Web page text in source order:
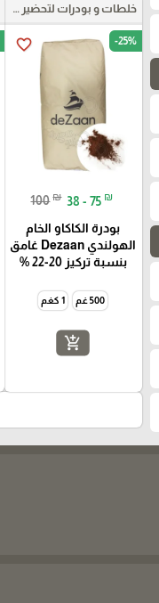
خلطات و بودرات لتحضير العجائن
favorite_border -25%
100 ₪ 38 - 75 ₪
بودرة الكاكاو الخام
الهولندي Dezaan غامق
بنسبة تركيز 20-22 %
500 غم 1 كغم
add_shopping_cart